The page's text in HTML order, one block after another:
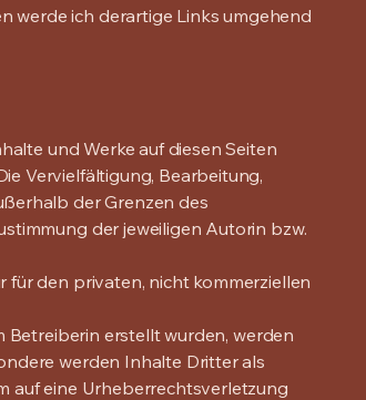
werde ich derartige Links umgehend
und Werke auf diesen Seiten
Vervielfältigung, Bearbeitung,
der Grenzen des
der jeweiligen Autorin bzw.
für den privaten, nicht kommerziellen
Betreiberin erstellt wurden, werden
werden Inhalte Dritter als
auf eine Urheberrechtsverletzung